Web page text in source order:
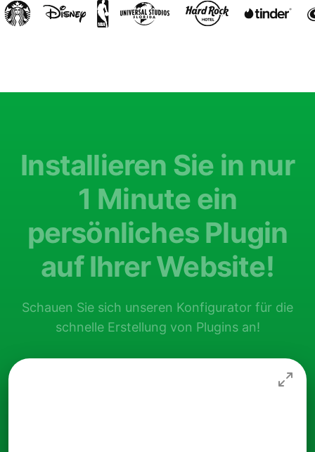
Installieren Sie in nur
1 Minute ein
persönliches Plugin
auf Ihrer Website!
Schauen Sie sich unseren Konfigurator für die
schnelle Erstellung von Plugins an!